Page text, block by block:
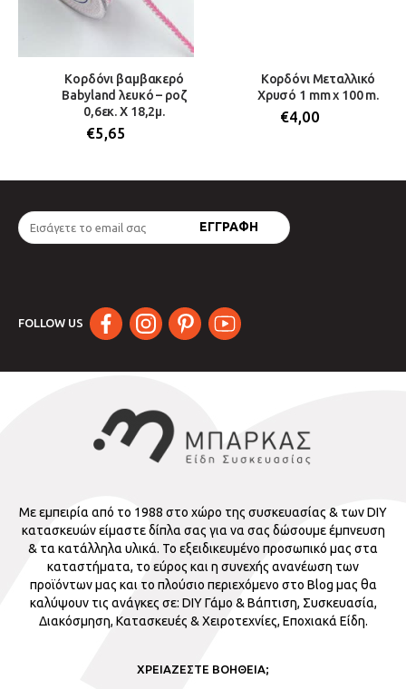
Κορδόνι βαμβακερό
Babyland λευκό – ροζ
0,6εκ. Χ 18,2μ.
€5,65
Κορδόνι Μεταλλικό
Χρυσό 1 mm χ 100 m.
€4,00
FOLLOW US
Με εμπειρία από το 1988 στο χώρο της συσκευασίας & των DIY
κατασκευών είμαστε δίπλα σας για να σας δώσουμε έμπνευση
& τα κατάλληλα υλικά. Το εξειδικευμένο προσωπικό μας στα
καταστήματα, το εύρος και η συνεχής ανανέωση των
προϊόντων μας και το πλούσιο περιεχόμενο στο Blog μας θα
καλύψουν τις ανάγκες σε: DIY Γάμο & Βάπτιση, Συσκευασία,
Διακόσμηση, Κατασκευές & Χειροτεχνίες, Εποχιακά Είδη.
ΧΡΕΙΑΖΕΣΤΕ ΒΟΗΘΕΙΑ;